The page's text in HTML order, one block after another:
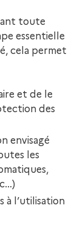
toute
essentielle
cela permet
et de le
des
envisagé
les
à l’utilisation